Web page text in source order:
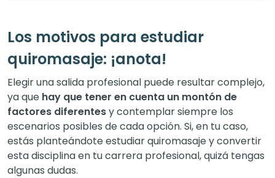
Los motivos para estudiar
quiromasaje: ¡anota!
Elegir una salida profesional puede resultar complejo,
ya que hay que tener en cuenta un montón de
factores diferentesy contemplar siempre los
escenarios posibles de cada opción. Si, en tu caso,
estás planteándote estudiar quiromasaje y convertir
esta disciplina en tu carrera profesional, quizá tengas
algunas dudas.